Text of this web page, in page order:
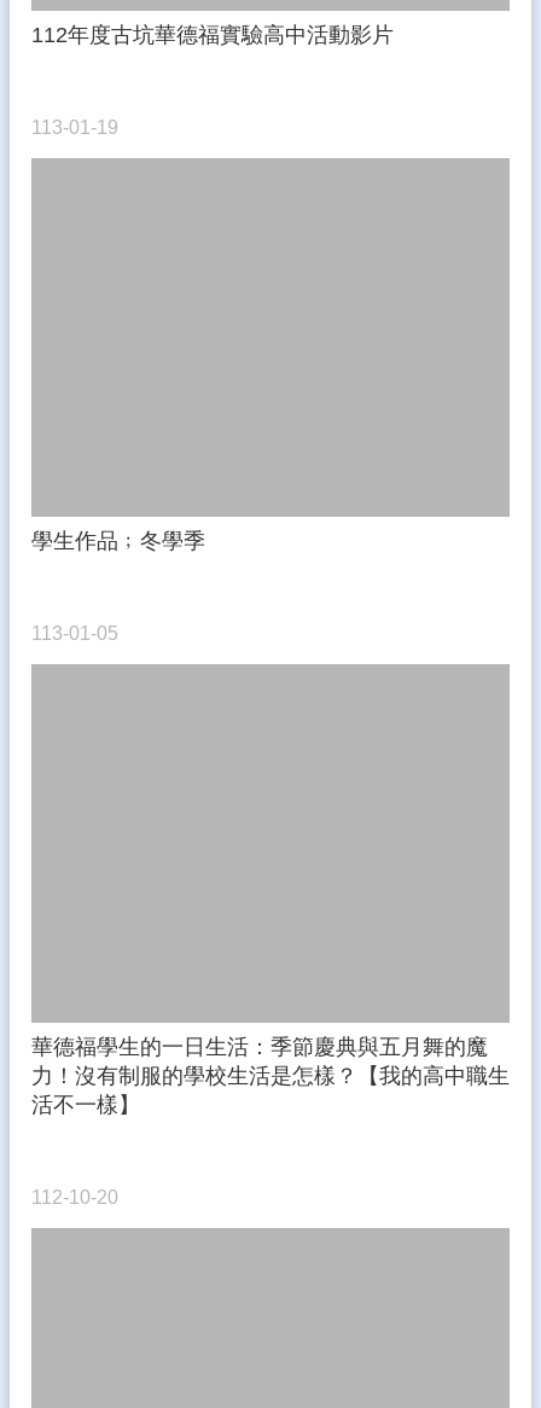
112年度古坑華德福實驗高中活動影片
113-01-19
學生作品﹔冬學季
113-01-05
華德福學生的一日生活：季節慶典與五月舞的魔
力！沒有制服的學校生活是怎樣？【我的高中職生
活不一樣】
112-10-20